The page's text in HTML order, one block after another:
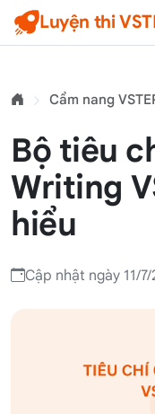
Luyện thi
Cẩm nang
Bộ tiêu
Writing
hiểu
Cập nhật ngày 11/